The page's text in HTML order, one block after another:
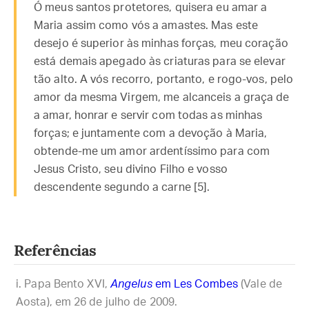
Ó meus santos protetores, quisera eu amar a
Maria assim como vós a amastes. Mas este
desejo é superior às minhas forças, meu coração
está demais apegado às criaturas para se elevar
tão alto. A vós recorro, portanto, e rogo-vos, pelo
amor da mesma Virgem, me alcanceis a graça de
a amar, honrar e servir com todas as minhas
forças; e juntamente com a devoção à Maria,
obtende-me um amor ardentíssimo para com
Jesus Cristo, seu divino Filho e vosso
descendente segundo a carne [5].
Referências
Papa Bento XVI, Angelusem Les Combes (Vale de
Aosta), em 26 de julho de 2009.